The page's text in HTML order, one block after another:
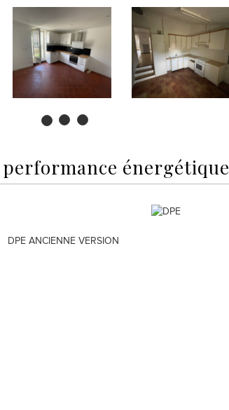
performance énergétique
DPE ANCIENNE VERSION